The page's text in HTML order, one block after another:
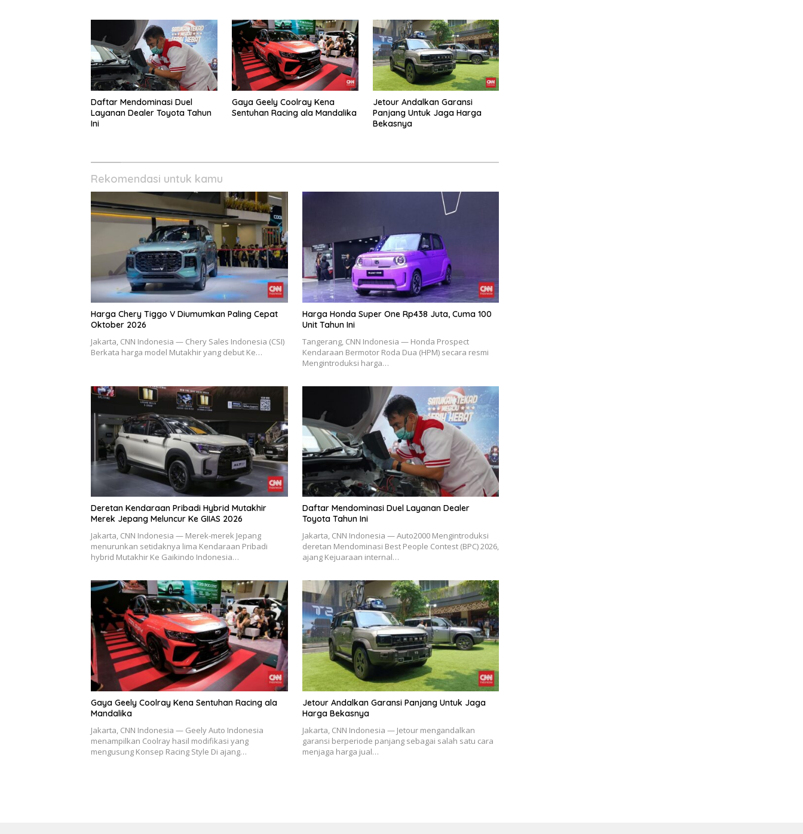
Daftar Mendominasi Duel
Layanan Dealer Toyota Tahun
Ini
Gaya Geely Coolray Kena
Sentuhan Racing ala Mandalika
Jetour Andalkan Garansi
Panjang Untuk Jaga Harga
Bekasnya
Rekomendasi untuk kamu
Harga Chery Tiggo V Diumumkan Paling Cepat
Oktober 2026
Jakarta, CNN Indonesia — Chery Sales Indonesia (CSI)
Berkata harga model Mutakhir yang debut Ke…
Harga Honda Super One Rp438 Juta, Cuma 100
Unit Tahun Ini
Tangerang, CNN Indonesia — Honda Prospect
Kendaraan Bermotor Roda Dua (HPM) secara resmi
Mengintroduksi harga…
Deretan Kendaraan Pribadi Hybrid Mutakhir
Merek Jepang Meluncur Ke GIIAS 2026
Jakarta, CNN Indonesia — Merek-merek Jepang
menurunkan setidaknya lima Kendaraan Pribadi
hybrid Mutakhir Ke Gaikindo Indonesia…
Daftar Mendominasi Duel Layanan Dealer
Toyota Tahun Ini
Jakarta, CNN Indonesia — Auto2000 Mengintroduksi
deretan Mendominasi Best People Contest (BPC) 2026,
ajang Kejuaraan internal…
Gaya Geely Coolray Kena Sentuhan Racing ala
Mandalika
Jakarta, CNN Indonesia — Geely Auto Indonesia
menampilkan Coolray hasil modifikasi yang
mengusung Konsep Racing Style Di ajang…
Jetour Andalkan Garansi Panjang Untuk Jaga
Harga Bekasnya
Jakarta, CNN Indonesia — Jetour mengandalkan
garansi berperiode panjang sebagai salah satu cara
menjaga harga jual…